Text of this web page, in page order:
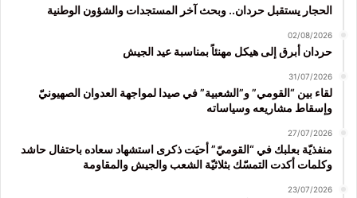
الحجار يستقبل حردان.. وبحث آخر المستجدات والشؤون الوطنية
02/08/2026
حردان أبرق إلى هيكل مهنئاً بمناسبة عيد الجيش
31/07/2026
لقاء بين “القومي” و”الشعبية” في صيدا لمواجهة العدوان الصهيونيّ
وإسقاط مشاريعه وسياساته
27/07/2026
منفذيّة بعلبك في “القوميّ” أحيَت ذكرى استشهاد سعاده باحتفال حاشد
وكلمات أكدت التمسّك بثلاثيّة الشعب والجيش والمقاومة
23/07/2026